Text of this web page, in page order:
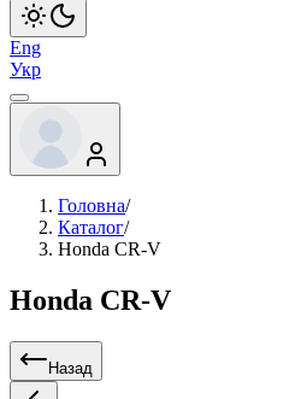
Eng
Укр
Головна/
Каталог/
Honda CR-V
Honda CR-V
Назад